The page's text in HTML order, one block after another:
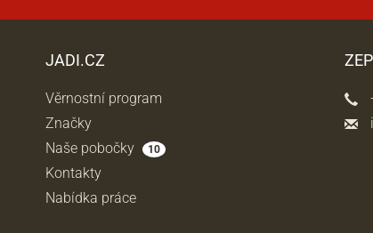
JADI.CZ
Věrnostní program
Značky
Naše pobočky
10
Kontakty
Nabídka práce